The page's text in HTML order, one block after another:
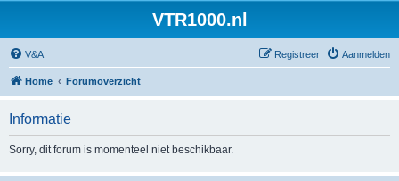
VTR1000.nl
V&A Aanmelden
Registreer
Home Forumoverzicht
Informatie
Sorry, dit forum is momenteel niet beschikbaar.